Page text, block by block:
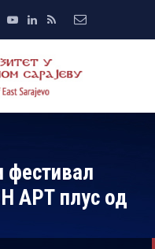
фестивал
АРТ плус од